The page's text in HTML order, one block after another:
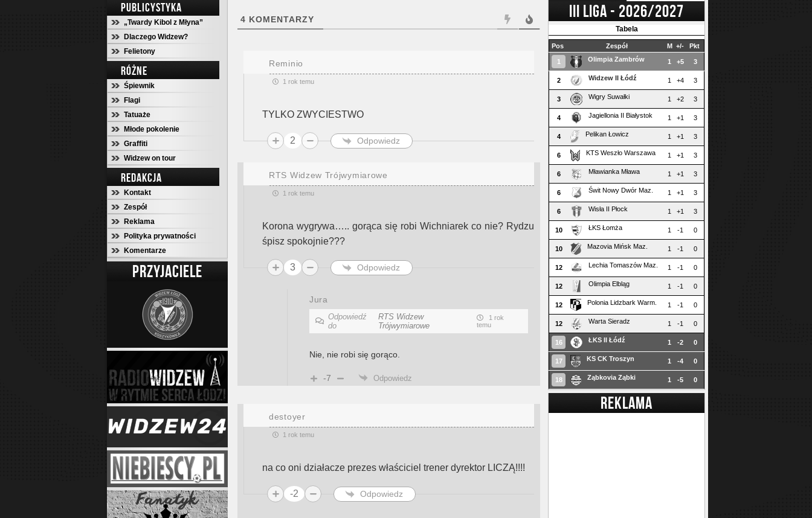
PUBLICYSTYKA
„Twardy Kibol z Młyna”
Dlaczego Widzew?
Felietony
RÓŻNE
Śpiewnik
Flagi
Tatuaże
Młode pokolenie
Graffiti
Widzew on tour
REDAKCJA
Kontakt
Zespół
Reklama
Polityka prywatności
Komentarze
PRZYJACIELE
4 KOMENTARZY
Reminio
1 rok temu
TYLKO ZWYCIESTWO
2 Odpowiedz
RTS Widzew Trójwymiarowe
1 rok temu
Korona wygrywa….. gorąca się robi Wichniarek co nie? Rydzu
śpisz spokojnie???
3 Odpowiedz
Jura
Odpowiedź
do
RTS Widzew
Trójwymiarowe
1 rok
temu
Nie, nie robi się gorąco.
-7 Odpowiedz
destoyer
1 rok temu
na co oni działacze prezes właściciel trener dyrektor LICZĄ!!!!
-2 Odpowiedz
III LIGA - 2026/2027
Tabela
Pos Zespół M +/- Pkt
1 Olimpia Zambrów 1 +5 3
2 Widzew II Łódź 1 +4 3
3 Wigry Suwałki 1 +2 3
4 Jagiellonia II Białystok 1 +1 3
4 Pelikan Łowicz 1 +1 3
6 KTS Weszło Warszawa 1 +1 3
6 Mławianka Mława 1 +1 3
6 Świt Nowy Dwór Maz. 1 +1 3
6 Wisła II Płock 1 +1 3
10 ŁKS Łomża 1 -1 0
10 Mazovia Mińsk Maz. 1 -1 0
12 Lechia Tomaszów Maz. 1 -1 0
12 Olimpia Elbląg 1 -1 0
12 Polonia Lidzbark Warm. 1 -1 0
12 Warta Sieradz 1 -1 0
16 ŁKS II Łódź 1 -2 0
17 KS CK Troszyn 1 -4 0
18 Ząbkovia Ząbki 1 -5 0
REKLAMA